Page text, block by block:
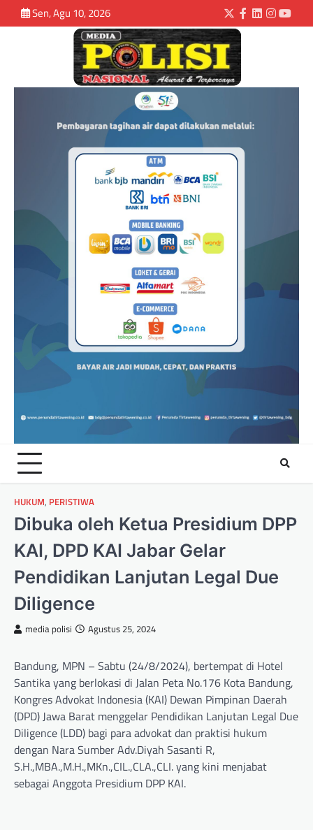
Sen, Agu 10, 2026
HUKUM, PERISTIWA
Dibuka oleh Ketua Presidium DPP
KAI, DPD KAI Jabar Gelar
Pendidikan Lanjutan Legal Due
Diligence
media polisi Agustus 25, 2024
Bandung, MPN – Sabtu (24/8/2024), bertempat di Hotel
Santika yang berlokasi di Jalan Peta No.176 Kota Bandung,
Kongres Advokat Indonesia (KAI) Dewan Pimpinan Daerah
(DPD) Jawa Barat menggelar Pendidikan Lanjutan Legal Due
Diligence (LDD) bagi para advokat dan praktisi hukum
dengan Nara Sumber Adv.Diyah Sasanti R,
S.H.,MBA.,M.H.,MKn.,CIL.,CLA.,CLI. yang kini menjabat
sebagai Anggota Presidium DPP KAI.